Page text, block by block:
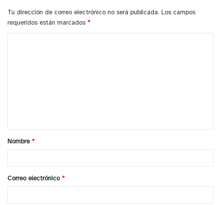
Tu dirección de correo electrónico no será publicada. Los campos
requeridos están marcados *
a
r
*
Nombre *
Correo electrónico *